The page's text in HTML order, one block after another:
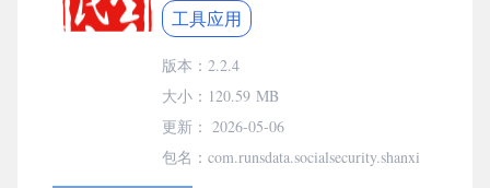
工具应用
版本：2.2.4
大小： 120.59 MB
更新： 2026-05-06
包名：com.runsdata.socialsecurity.shanxi